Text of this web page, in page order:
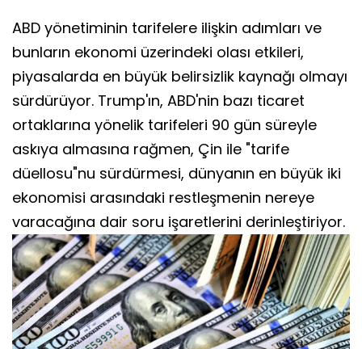
ABD yönetiminin tarifelere ilişkin adımları ve
bunların ekonomi üzerindeki olası etkileri,
piyasalarda en büyük belirsizlik kaynağı olmayı
sürdürüyor. Trump'ın, ABD'nin bazı ticaret
ortaklarına yönelik tarifeleri 90 gün süreyle
askıya almasına rağmen, Çin ile "tarife
düellosu"nu sürdürmesi, dünyanın en büyük iki
ekonomisi arasındaki restleşmenin nereye
varacağına dair soru işaretlerini derinleştiriyor.